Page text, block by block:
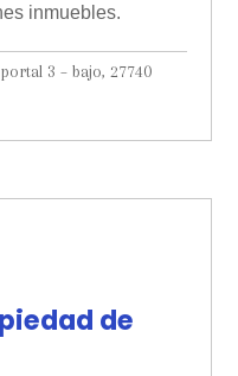
inmuebles.
3 – bajo, 27740
de